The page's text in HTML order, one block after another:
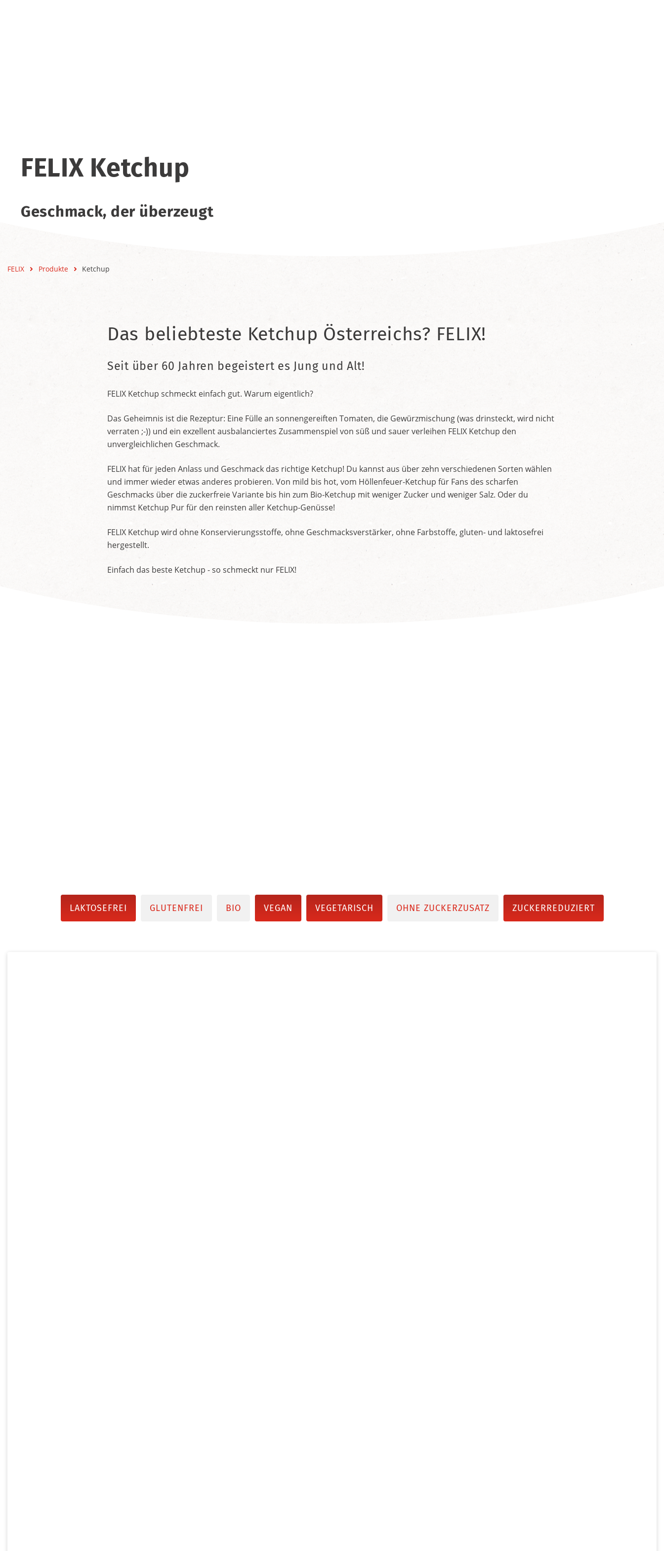
FELIX Ketchup
Geschmack, der überzeugt
FELIX Produkte Ketchup
Das beliebteste Ketchup Österreichs? FELIX!
Seit über 60 Jahren begeistert es Jung und Alt!
FELIX Ketchup schmeckt einfach gut. Warum eigentlich?
Das Geheimnis ist die Rezeptur: Eine Fülle an sonnengereiften Tomaten, die Gewürzmischung (was drinsteckt, wird nicht
verraten ;-)) und ein exzellent ausbalanciertes Zusammenspiel von süß und sauer verleihen FELIX Ketchup den
unvergleichlichen Geschmack.
FELIX hat für jeden Anlass und Geschmack das richtige Ketchup! Du kannst aus über zehn verschiedenen Sorten wählen
und immer wieder etwas anderes probieren. Von mild bis hot, vom Höllenfeuer-Ketchup für Fans des scharfen
Geschmacks über die zuckerfreie Variante bis hin zum Bio-Ketchup mit weniger Zucker und weniger Salz. Oder du
nimmst Ketchup Pur für den reinsten aller Ketchup-Genüsse!
FELIX Ketchup wird ohne Konservierungsstoffe, ohne Geschmacksverstärker, ohne Farbstoffe, gluten- und laktosefrei
hergestellt.
Einfach das beste Ketchup - so schmeckt nur FELIX!
LAKTOSEFREI GLUTENFREI BIO VEGAN VEGETARISCH OHNE ZUCKERZUSATZ ZUCKERREDUZIERT